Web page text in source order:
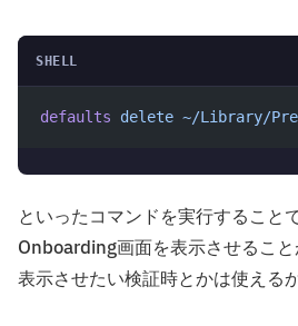
SHELL
defaults delete ~/Library/
といったコマンドを実行すること
Onboarding画面を表示させるこ
表示させたい検証時とかは使える